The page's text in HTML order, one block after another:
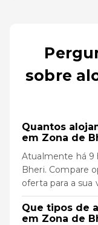
sobre
Quantos
em Zona de
Atualmente há 9
Bheri. Compare
oferta para a sua
Que tipos de
em Zona de